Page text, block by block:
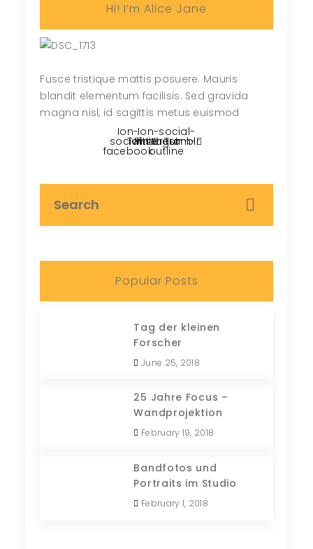
Hi! I’m Alice Jane
Fusce tristique mattis posuere. Mauris
blandit elementum facilisis. Sed gravida
magna nisl, id sagittis metus euismod
Ion-
social-
facebook
Twitter
Pinterest
Ion-social-
instagram-
outline
Tumblr
Popular Posts
Tag der kleinen
Forscher
June 25, 2018
25 Jahre Focus –
Wandprojektion
February 19, 2018
Bandfotos und
Portraits im Studio
February 1, 2018